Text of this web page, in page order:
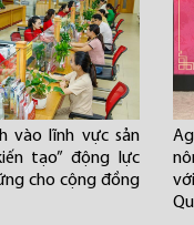
vào lĩnh vực sản
tạo” động lực
cho cộng đồng